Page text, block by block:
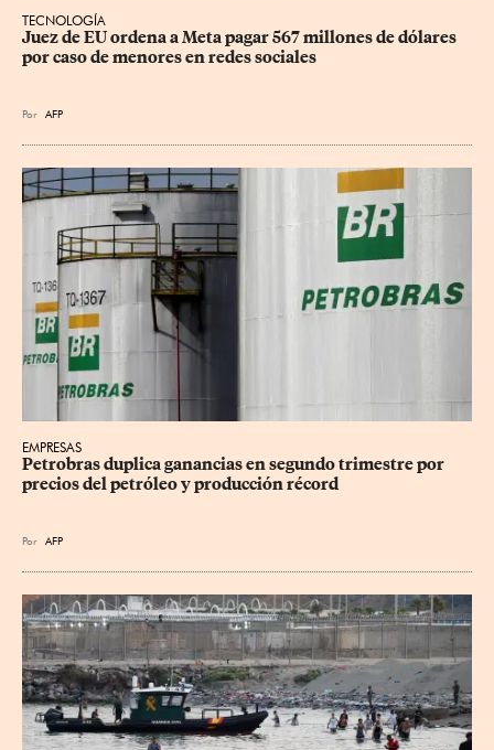
TECNOLOGÍA
Juez de EU ordena a Meta pagar 567 millones de dólares
por caso de menores en redes sociales
Por AFP
EMPRESAS
Petrobras duplica ganancias en segundo trimestre por
precios del petróleo y producción récord
Por AFP